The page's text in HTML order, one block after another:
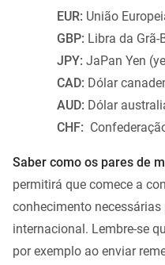
EUR: União
GBP: Libra da
JPY: JaPan Yen
CAD: Dólar
AUD: Dólar
CHF:
Saber como os pares de
permitirá que comece a
conhecimento
internacional. Lembre-se
por exemplo ao enviar